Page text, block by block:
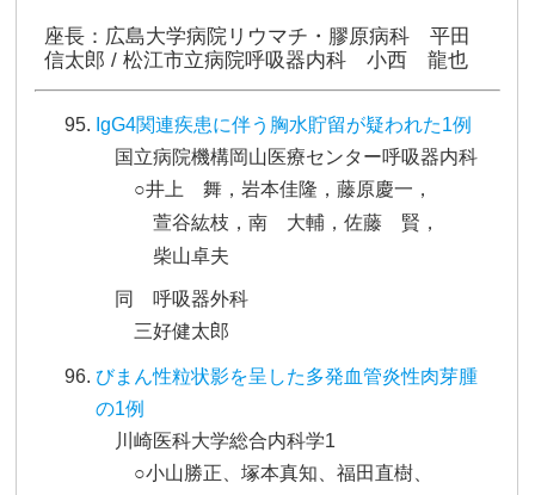
座長：広島大学病院リウマチ・膠原病科 平田
信太郎 / 松江市立病院呼吸器内科 小西 龍也
IgG4関連疾患に伴う胸水貯留が疑われた1例
国立病院機構岡山医療センター呼吸器内科
○井上 舞，岩本佳隆，藤原慶一，
萱谷紘枝，南 大輔，佐藤 賢，
柴山卓夫
同 呼吸器外科
三好健太郎
びまん性粒状影を呈した多発血管炎性肉芽腫
の1例
川崎医科大学総合内科学1
○小山勝正、塚本真知、福田直樹、